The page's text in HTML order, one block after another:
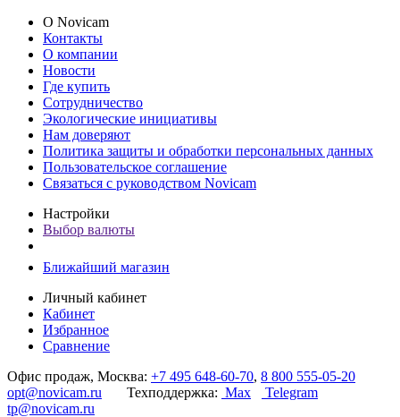
О Novicam
Контакты
О компании
Новости
Где купить
Сотрудничество
Экологические инициативы
Нам доверяют
Политика защиты и обработки персональных данных
Пользовательское соглашение
Связаться с руководством Novicam
Настройки
Выбор валюты
Ближайший магазин
Личный кабинет
Кабинет
Избранное
Сравнение
Офис продаж, Москва: +7 495 648-60-70, 8 800 555-05-20
opt@novicam.ru Техподдержка: Max
Telegram
tp@novicam.ru